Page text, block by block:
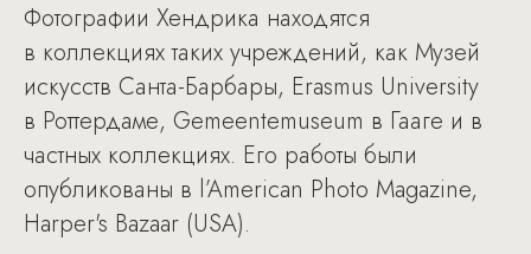
Фотографии Хендрика находятся
в коллекциях таких учреждений, как Музей
искусств Санта-Барбары, Erasmus University
в Роттердаме, Gemeentemuseum в Гааге и в
частных коллекциях. Его работы были
опубликованы в l’American Photo Magazine,
Harper's Bazaar (USA).